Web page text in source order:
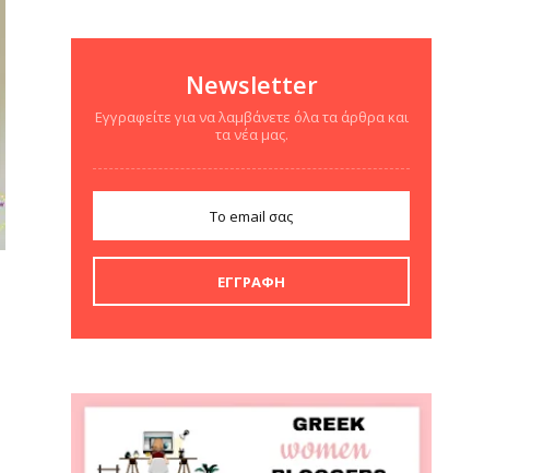
Newsletter
Εγγραφείτε για να λαμβάνετε όλα τα άρθρα και
τα νέα μας.